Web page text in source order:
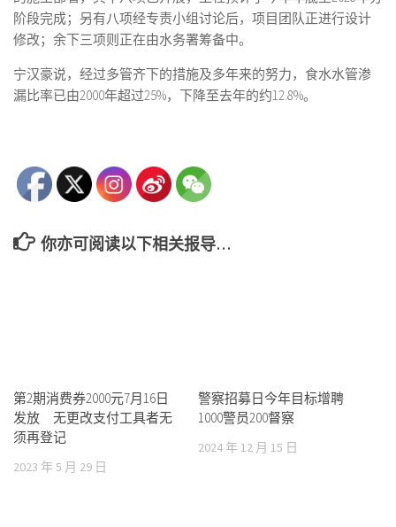
阶段完成；另有八项经专责小组讨论后，项目团队正进行设计
修改；余下三项则正在由水务署筹备中。
宁汉豪说，经过多管齐下的措施及多年来的努力，食水水管渗
漏比率已由2000年超过25%，下降至去年的约12.8%。
你亦可阅读以下相关报导…
第2期消费券2000元7月16日
发放 无更改支付工具者无
须再登记
2023 年 5 月 29 日
警察招募日今年目标增聘
1000警员200督察
2024 年 12 月 15 日